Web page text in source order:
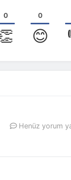
0 0
😊
Henüz yorum